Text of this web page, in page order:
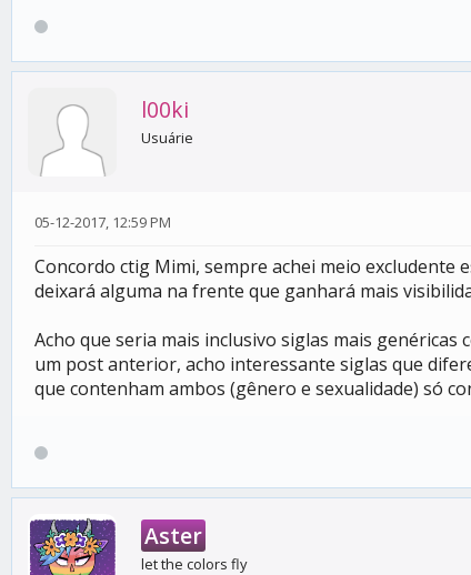
l00ki
Usuárie
05-12-2017, 12:59 PM
Concordo ctig Mimi, sempre achei meio excludente
deixará alguma na frente que ganhará mais
Acho que seria mais inclusivo siglas mais
um post anterior, acho interessante siglas que
que contenham ambos (gênero e sexualidade) só
Aster
let the colors fly